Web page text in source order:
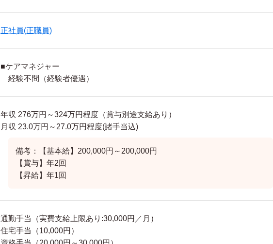
正社員(正職員)
■ケアマネジャー
経験不問（経験者優遇）
年収 276万円～324万円程度（賞与別途支給あり）
月収 23.0万円～27.0万円程度(諸手当込)
備考：【基本給】200,000円～200,000円
【賞与】年2回
【昇給】年1回
通勤手当（実費支給上限あり:30,000円／月）
住宅手当（10,000円）